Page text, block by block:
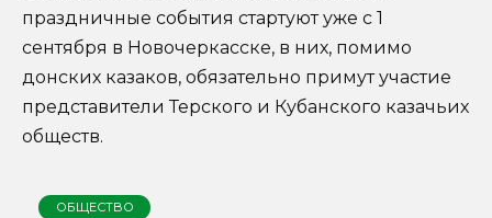
праздничные события стартуют уже с 1
сентября в Новочеркасске, в них, помимо
донских казаков, обязательно примут участие
представители Терского и Кубанского казачьих
обществ.
ОБЩЕСТВО